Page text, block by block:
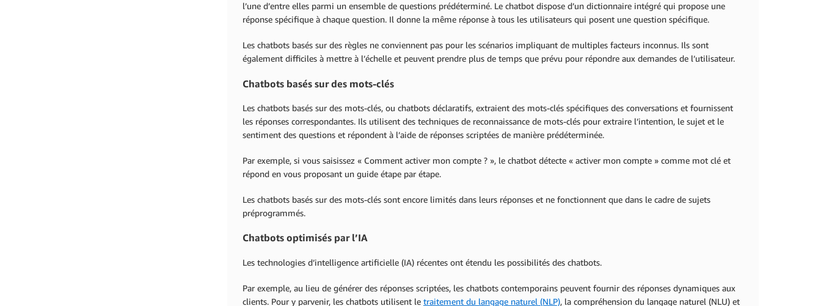
l’une d’entre elles parmi un ensemble de questions prédéterminé. Le chatbot dispose d’un dictionnaire intégré qui propose une
réponse spécifique à chaque question. Il donne la même réponse à tous les utilisateurs qui posent une question spécifique.
Les chatbots basés sur des règles ne conviennent pas pour les scénarios impliquant de multiples facteurs inconnus. Ils sont
également difficiles à mettre à l’échelle et peuvent prendre plus de temps que prévu pour répondre aux demandes de l’utilisateur.
Chatbots basés sur des mots-clés
Les chatbots basés sur des mots-clés, ou chatbots déclaratifs, extraient des mots-clés spécifiques des conversations et fournissent
les réponses correspondantes. Ils utilisent des techniques de reconnaissance de mots-clés pour extraire l’intention, le sujet et le
sentiment des questions et répondent à l’aide de réponses scriptées de manière prédéterminée.
Par exemple, si vous saisissez « Comment activer mon compte ? », le chatbot détecte « activer mon compte » comme mot clé et
répond en vous proposant un guide étape par étape.
Les chatbots basés sur des mots-clés sont encore limités dans leurs réponses et ne fonctionnent que dans le cadre de sujets
préprogrammés.
Chatbots optimisés par l’IA
Les technologies d’intelligence artificielle (IA) récentes ont étendu les possibilités des chatbots.
Par exemple, au lieu de générer des réponses scriptées, les chatbots contemporains peuvent fournir des réponses dynamiques aux
clients. Pour y parvenir, les chatbots utilisent le traitement du langage naturel (NLP), la compréhension du langage naturel (NLU) et